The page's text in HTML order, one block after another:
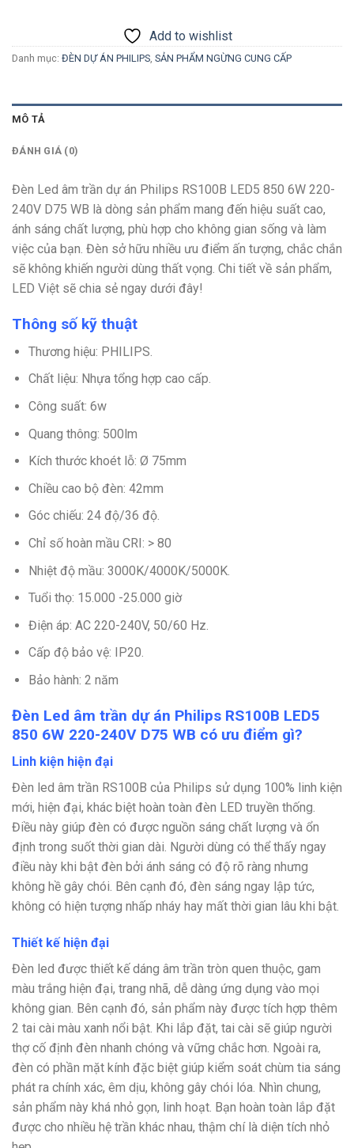
Add to wishlist
Danh mục: ĐÈN DỰ ÁN PHILIPS SẢN PHẨM NGỪNG CUNG CẤP
MÔ TẢ
ĐÁNH GIÁ (0)
Đèn Led âm trần dự án Philips RS100B LED5 850 6W 220-
240V D75 WB là dòng sản phẩm mang đến hiệu suất cao,
ánh sáng chất lượng, phù hợp cho không gian sống và làm
việc của bạn. Đèn sở hữu nhiều ưu điểm ấn tượng, chắc chắn
sẽ không khiến người dùng thất vọng. Chi tiết về sản phẩm,
LED Việt sẽ chia sẻ ngay dưới đây!
Thông số kỹ thuật
Thương hiệu: PHILIPS.
Chất liệu: Nhựa tổng hợp cao cấp.
Công suất: 6w
Quang thông: 500lm
Kích thước khoét lỗ: Ø 75mm
Chiều cao bộ đèn: 42mm
Góc chiếu: 24 độ/36 độ.
Chỉ số hoàn mầu CRI: > 80
Nhiệt độ mầu: 3000K/4000K/5000K.
Tuổi thọ: 15.000 -25.000 giờ
Điện áp: AC 220-240V, 50/60 Hz.
Cấp độ bảo vệ: IP20.
Bảo hành: 2 năm
Đèn Led âm trần dự án Philips RS100B LED5
850 6W 220-240V D75 WB có ưu điểm gì?
Linh kiện hiện đại
Đèn led âm trần RS100B của Philips sử dụng 100% linh kiện
mới, hiện đại, khác biệt hoàn toàn đèn LED truyền thống.
Điều này giúp đèn có được nguồn sáng chất lượng và ổn
định trong suốt thời gian dài. Người dùng có thể thấy ngay
điều này khi bật đèn bởi ánh sáng có độ rõ ràng nhưng
không hề gây chói. Bên cạnh đó, đèn sáng ngay lập tức,
không có hiện tượng nhấp nháy hay mất thời gian lâu khi bật.
Thiết kế hiện đại
Đèn led được thiết kế dáng âm trần tròn quen thuộc, gam
màu trắng hiện đại, trang nhã, dễ dàng ứng dụng vào mọi
không gian. Bên cạnh đó, sản phẩm này được tích hợp thêm
2 tai cài màu xanh nổi bật. Khi lắp đặt, tai cài sẽ giúp người
thợ cố định đèn nhanh chóng và vững chắc hơn. Ngoài ra,
đèn có phần mặt kính đặc biệt giúp kiểm soát chùm tia sáng
phát ra chính xác, êm dịu, không gây chói lóa. Nhìn chung,
sản phẩm này khá nhỏ gọn, linh hoạt. Bạn hoàn toàn lắp đặt
được cho nhiều hệ trần khác nhau, thậm chí là diện tích nhỏ